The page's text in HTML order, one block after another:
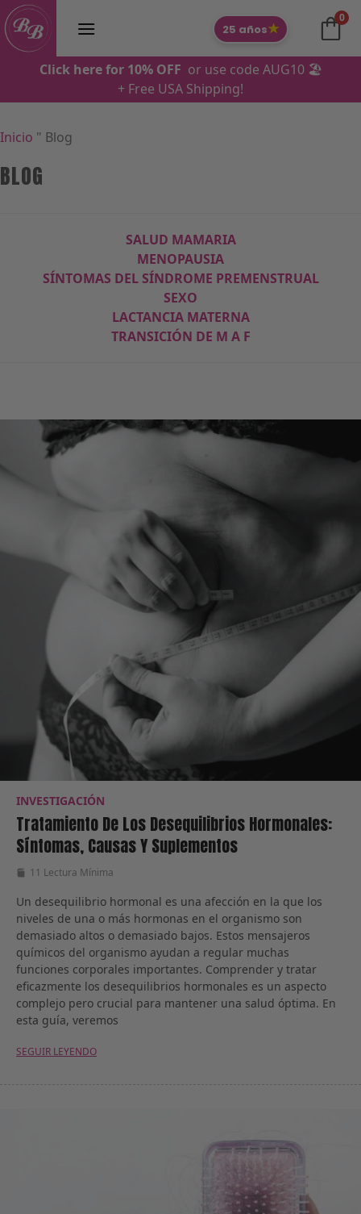
al
contenido
0
25 años★
Click here for 10% OFF or use code AUG10 🏖️
+ Free USA Shipping!
Inicio " Blog
BLOG
SALUD MAMARIA
MENOPAUSIA
SÍNTOMAS DEL SÍNDROME PREMENSTRUAL
SEXO
LACTANCIA MATERNA
TRANSICIÓN DE M A F
INVESTIGACIÓN
Tratamiento De Los Desequilibrios Hormonales:
Síntomas, Causas Y Suplementos
11 Lectura Mínima
Un desequilibrio hormonal es una afección en la que los
niveles de una o más hormonas en el organismo son
demasiado altos o demasiado bajos. Estos mensajeros
químicos del organismo ayudan a regular muchas
funciones corporales importantes. Comprender y tratar
eficazmente los desequilibrios hormonales es un aspecto
complejo pero crucial para mantener una salud óptima. En
esta guía, veremos
SEGUIR LEYENDO